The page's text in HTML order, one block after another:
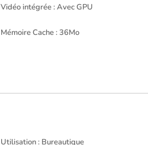
Vidéo intégrée : Avec GPU
Mémoire Cache : 36Mo
Utilisation : Bureautique